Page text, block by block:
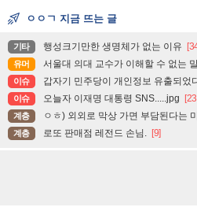
ㅇㅇㄱ 지금 뜨는 글
기타 행성크기만한 생명체가 없는 이유
유머 서울대 의대 교수가 이해할 수 없는
이슈 갑자기 민주당이 개인정보 유출되었
이슈 오늘자 이재명 대통령 SNS.....jpg
계층 ㅇㅎ) 외외로 막상 가면 부담된다는
계층 로또 판매점 레전드 손님. [9]